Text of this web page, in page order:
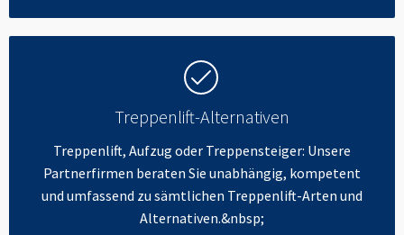
Treppenlift-Alternativen
Treppenlift, Aufzug oder Treppensteiger: Unsere
Partnerfirmen beraten Sie unabhängig, kompetent
und umfassend zu sämtlichen Treppenlift-Arten und
Alternativen.&nbsp;